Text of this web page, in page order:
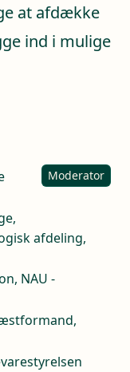
at afdække
ind i mulige
Moderator
afdeling,
NAU -